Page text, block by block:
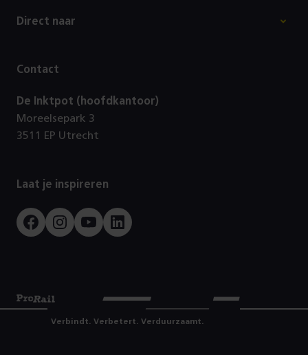
Direct naar
Contact
De Inktpot (hoofdkantoor)
Moreelsepark 3
3511 EP Utrecht
Laat je inspireren
FacebookInstagram
YoutubeLinkedIn
Prorail
Verbindt. Verbetert. Verduurzaamt.